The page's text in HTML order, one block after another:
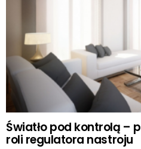
Światło pod kontrolą –
roli regulatora nastroju